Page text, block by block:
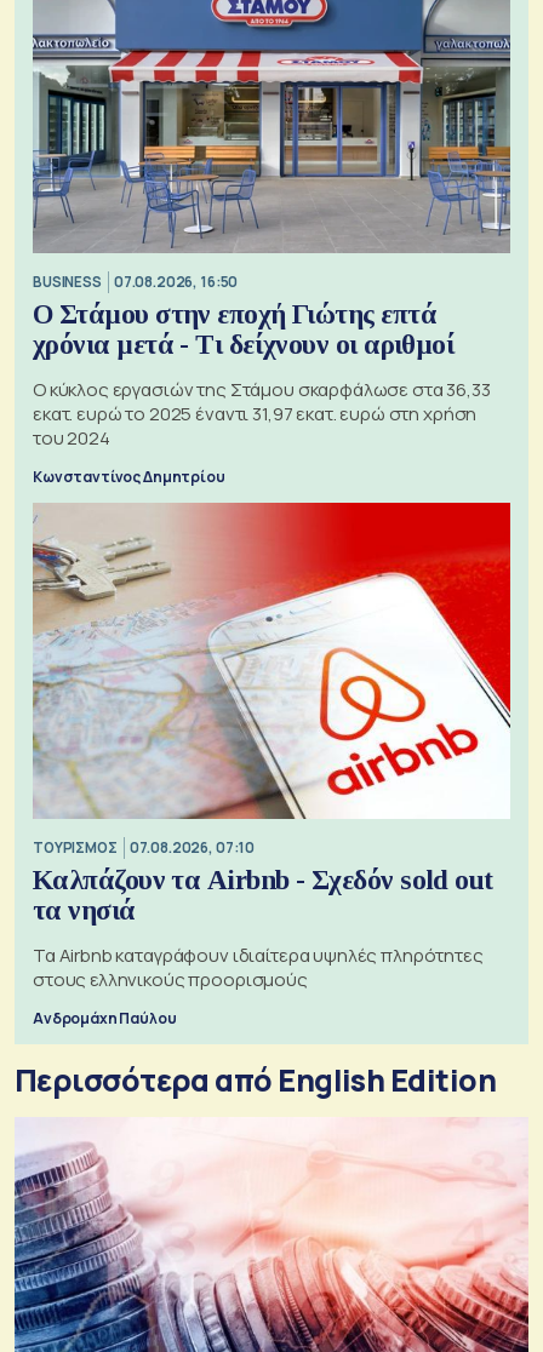
BUSINESS 07.08.2026, 16:50
Ο Στάμου στην εποχή Γιώτης επτά
χρόνια μετά - Τι δείχνουν οι αριθμοί
Ο κύκλος εργασιών της Στάμου σκαρφάλωσε στα 36,33
εκατ. ευρώ το 2025 έναντι 31,97 εκατ. ευρώ στη χρήση
του 2024
Κωνσταντίνος Δημητρίου
ΤΟΥΡΙΣΜΟΣ 07.08.2026, 07:10
Καλπάζουν τα Airbnb - Σχεδόν sold out
τα νησιά
Τα Airbnb καταγράφουν ιδιαίτερα υψηλές πληρότητες
στους ελληνικούς προορισμούς
Ανδρομάχη Παύλου
Περισσότερα από English Edition